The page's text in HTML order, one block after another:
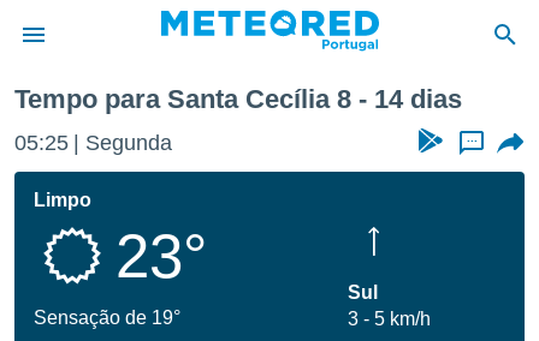
da
foi
fornecidas
a este
Tempo para Santa Cecília 8 - 14 dias
05:25 Segunda ...
Limpo
23°
Sensação de 19°
Sul
3
5 km/h